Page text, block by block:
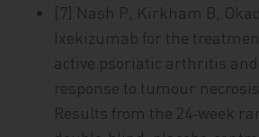
[7] Nash P, Kirkham B,
Ixekizumab for the
active psoriatic arthritis
response to tumour
Results from the 24‑week